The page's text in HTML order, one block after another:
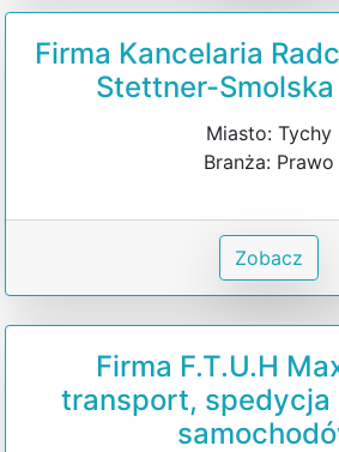
Firma Kancelaria
Stettner-
Miasto: Tychy
Branża: Prawo
Zobacz
Firma F.T.U.H
transport, spedycja